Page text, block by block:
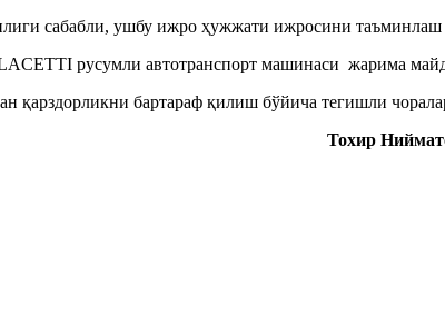
сабабли, ушбу ижро ҳужжати ижросини
русумли автотранспорт машинаси жарима
бартараф қилиш бўйича тегишли
Тохир